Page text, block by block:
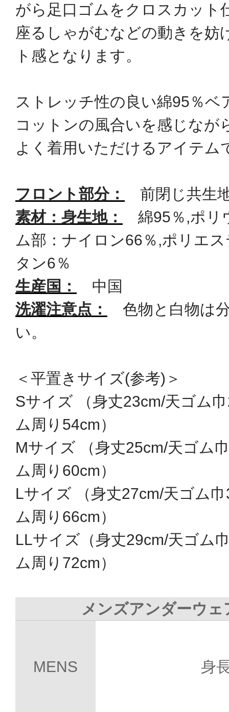
がら足口ゴムをクロスカット
座るしゃがむなどの動きを妨
ト感となります。
ストレッチ性の良い綿95％ベ
コットンの風合いを感じなが
よく着用いただけるアイテム
フロント部分：
前閉じ共生
素材：身生地：
綿95％,ポリ
ム部：ナイロン66％,ポリエ
タン6％
生産国：
中国
洗濯注意点：
色物と白物は
い。
＜平置きサイズ(参考)＞
Sサイズ （身丈23cm/天ゴム
ム周り54cm）
Mサイズ （身丈25cm/天ゴム
ム周り60cm）
Lサイズ （身丈27cm/天ゴム
ム周り66cm）
LLサイズ（身丈29cm/天ゴム
ム周り72cm）
メンズアンダーウ
MENS 身